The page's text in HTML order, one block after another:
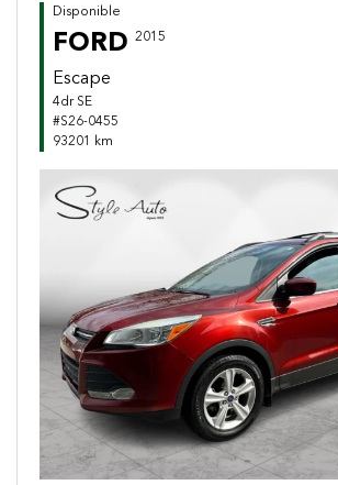
Disponible
FORD 2015
Escape
4dr SE
#S26-0455
93201 km
Previous